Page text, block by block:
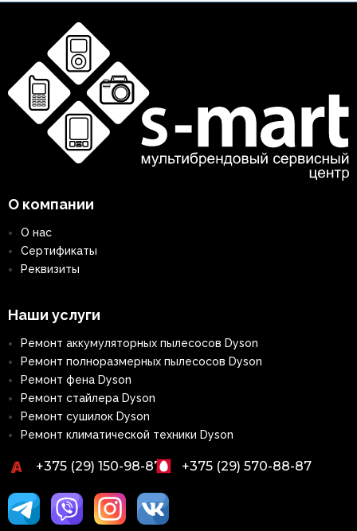
О компании
О нас
Сертификаты
Реквизиты
Наши услуги
Ремонт аккумуляторных пылесосов Dyson
Ремонт полноразмерных пылесосов Dyson
Ремонт фена Dyson
Ремонт стайлера Dyson
Ремонт сушилок Dyson
Ремонт климатической техники Dyson
+375 (29) 150-98-87 +375 (29) 570-88-87